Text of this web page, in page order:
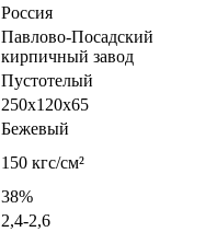
Россия
Павлово-Посадский
кирпичный завод
Пустотелый
250х120х65
Бежевый
150 кгс/см²
38%
2,4-2,6